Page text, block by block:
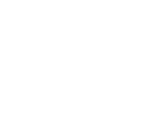
₡ 1,250 through ₡ 1,300